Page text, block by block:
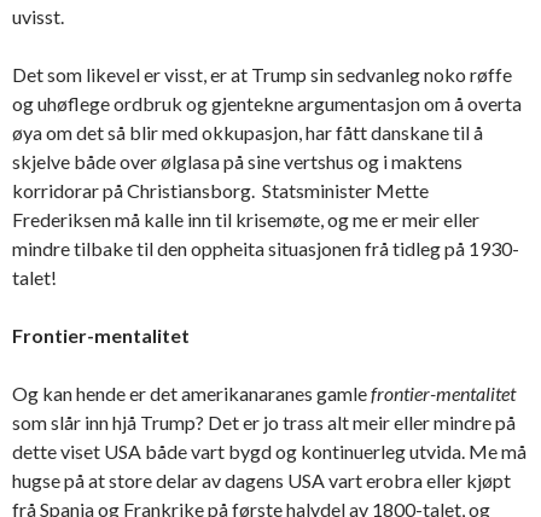
uvisst.
Det som likevel er visst, er at Trump sin sedvanleg noko røffe
og uhøflege ordbruk og gjentekne argumentasjon om å overta
øya om det så blir med okkupasjon, har fått danskane til å
skjelve både over ølglasa på sine vertshus og i maktens
korridorar på Christiansborg. Statsminister Mette
Frederiksen må kalle inn til krisemøte, og me er meir eller
mindre tilbake til den oppheita situasjonen frå tidleg på 1930-
talet!
Frontier-mentalitet
Og kan hende er det amerikanaranes gamlefrontier-mentalitet
som slår inn hjå Trump? Det er jo trass alt meir eller mindre på
dette viset USA både vart bygd og kontinuerleg utvida. Me må
hugse på at store delar av dagens USA vart erobra eller kjøpt
frå Spania og Frankrike på første halvdel av 1800-talet, og